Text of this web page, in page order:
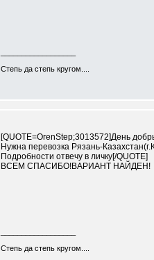
Степь да степь кругом....
[QUOTE=OrenStep;3013572]День
Нужна перевозка Рязань-
Подробности отвечу в личку[/QUOTE]
ВСЕМ СПАСИБО!ВАРИАНТ НАЙДЕН!
Степь да степь кругом....